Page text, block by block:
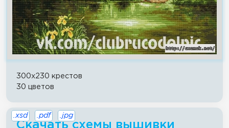
300x230 крестов
30 цветов
Скачать схемы вышивки
.xsd .pdf .jpg